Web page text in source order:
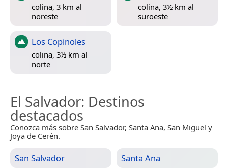
colina, 3 km al
noreste
colina, 3½ km al
suroeste
Los Copinoles
colina, 3½ km al
norte
El Salvador: Destinos
destacados
Conozca más sobre San Salvador, Santa Ana, San Miguel y
Joya de Cerén.
San Salvador Santa Ana